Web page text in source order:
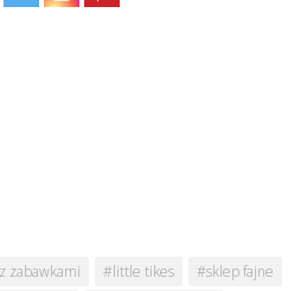
zabawkami #little tikes
#sklep fajne